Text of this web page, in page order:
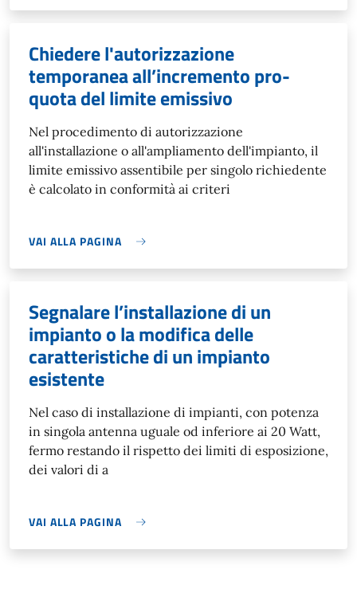
Chiedere l'autorizzazione
temporanea all’incremento pro-
quota del limite emissivo
Nel procedimento di autorizzazione
all'installazione o all'ampliamento dell'impianto, il
limite emissivo assentibile per singolo richiedente
è calcolato in conformità ai criteri
VAI ALLA PAGINA
Segnalare l’installazione di un
impianto o la modifica delle
caratteristiche di un impianto
esistente
Nel caso di installazione di impianti, con potenza
in singola antenna uguale od inferiore ai 20 Watt,
fermo restando il rispetto dei limiti di esposizione,
dei valori di a
VAI ALLA PAGINA